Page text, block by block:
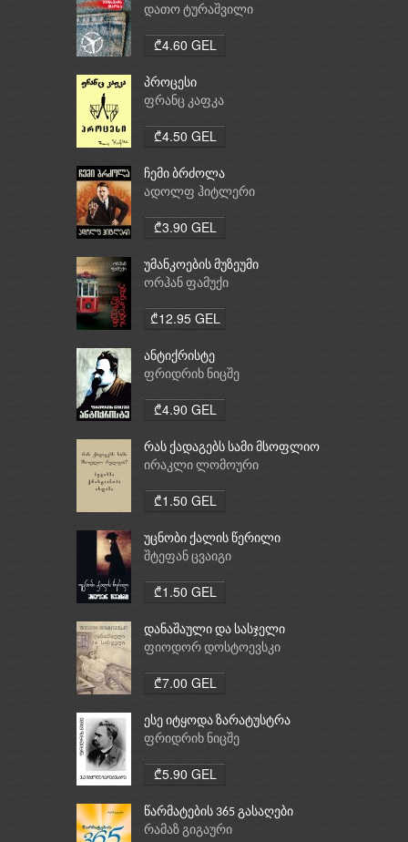
დათო ტურაშვილი
₾4.60 GEL
პროცესი
ფრანც კაფკა
₾4.50 GEL
ჩემი ბრძოლა
ადოლფ ჰიტლერი
₾3.90 GEL
უმანკოების მუზეუმი
ორჰან ფამუქი
₾12.95 GEL
ანტიქრისტე
ფრიდრიხ ნიცშე
₾4.90 GEL
რას ქადაგებს სამი მსოფლიო
რელიგია: ბუდიზმი,
ირაკლი ლომოური
₾1.50 GEL
უცნობი ქალის წერილი
შტეფან ცვაიგი
₾1.50 GEL
დანაშაული და სასჯელი
ფიოდორ დოსტოევსკი
₾7.00 GEL
ესე იტყოდა ზარატუსტრა
ფრიდრიხ ნიცშე
₾5.90 GEL
წარმატების 365 გასაღები
რამაზ გიგაური